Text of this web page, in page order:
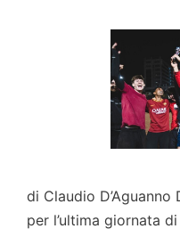
di Claudio
per l’ultima giornata